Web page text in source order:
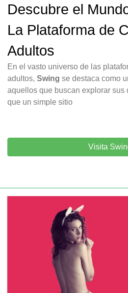
Descubre el
La Plataforma de
Adultos
En el vasto universo de las
adultos, Swing se destaca como
aquellos que buscan explorar sus
que un simple sitio
Visita